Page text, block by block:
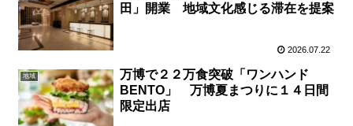
田」開業 地域文化感じる滞在を提案
2026.07.22
地域
万博で２２万食突破「ワンハンド
BENTO」 万博夏まつりに１４日間
限定出店